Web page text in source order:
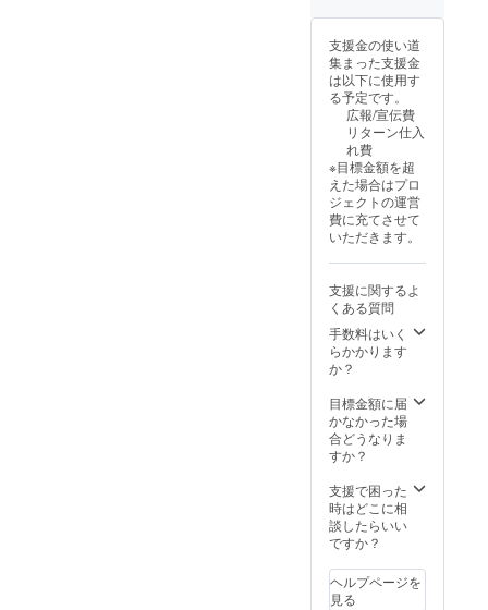
況、製
造工程
上の都
合等に
より出
荷時期
が遅れ
る場合
があり
ます。
能性が
す。 ※
デザイ
ン・仕
様は変
更にな
る可能
ざいま
す。ご
了承く
ださ
い。 ※
ご注文
使用部
材の供
給状
況、製
造工程
合等に
より出
荷時期
が遅れ
があり
ます。
支援金の使い道
集まった支援金
は以下に使用す
る予定です。
広報/宣伝費
リターン仕入
れ費
※目標金額を超
えた場合はプロ
ジェクトの運営
費に充てさせて
いただきます。
支援に関するよ
くある質問
手数料はいく
らかかります
か？
目標金額に届
かなかった場
合どうなりま
すか？
支援で困った
時はどこに相
談したらいい
ですか？
ヘルプページを
見る